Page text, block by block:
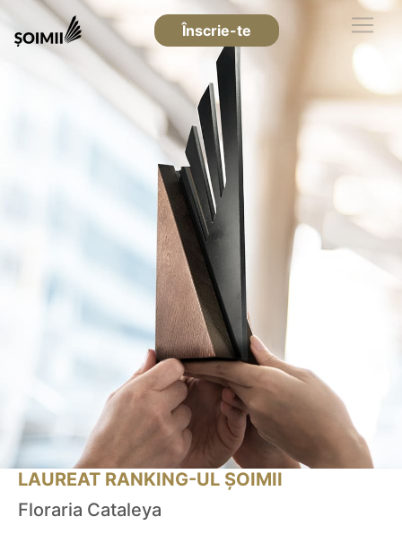
Înscrie-te
LAUREAT RANKING-UL ȘOIMII
Floraria Cataleya